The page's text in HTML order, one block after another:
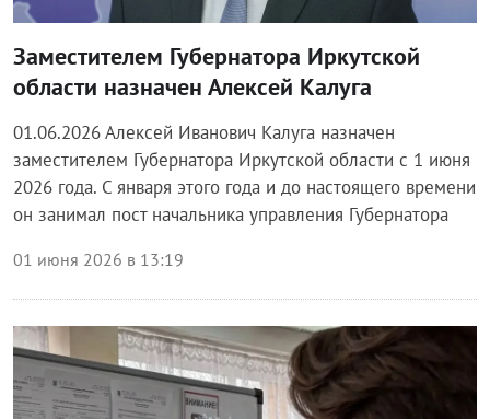
Заместителем Губернатора Иркутской
области назначен Алексей Калуга
01.06.2026 Алексей Иванович Калуга назначен
заместителем Губернатора Иркутской области с 1 июня
2026 года. С января этого года и до настоящего времени
он занимал пост начальника управления Губернатора
01 июня 2026 в 13:19
Блог правительства